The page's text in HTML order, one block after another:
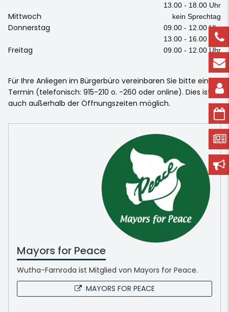
13.00 - 18.00 Uhr
Mittwoch kein Sprechtag
Donnerstag
09.00 - 12.00 Uhr
13.00 - 16.00 Uhr
Freitag 09.00 - 12.00 Uhr
Für Ihre Anliegen im Bürgerbüro vereinbaren Sie bitte einen
Termin (telefonisch: 915-210 o. -260 oder online). Dies ist
auch außerhalb der Öffnungszeiten möglich.
Mayors for Peace
Wutha-Farnroda ist Mitglied von Mayors for Peace.
MAYORS FOR PEACE